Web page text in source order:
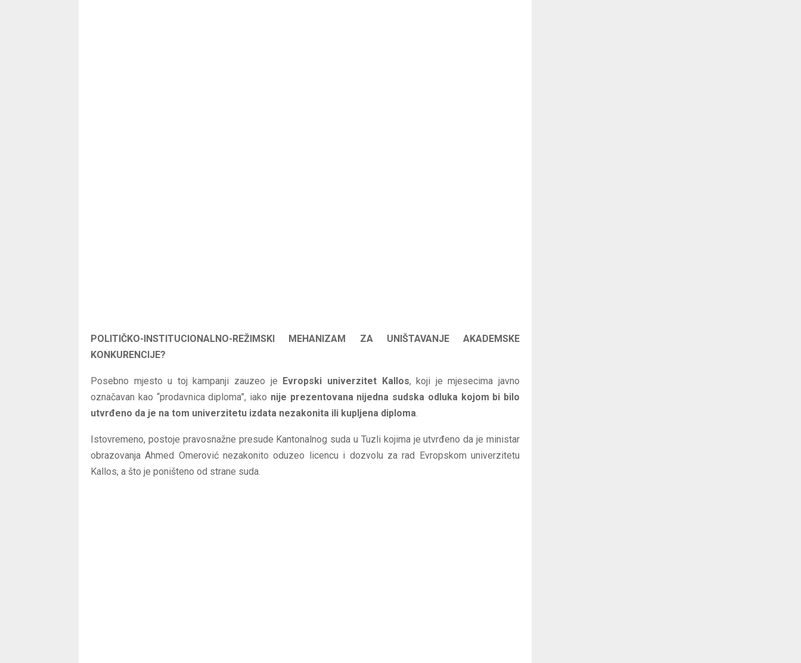
POLITIČKO-INSTITUCIONALNO-REŽIMSKI MEHANIZAM ZA UNIŠTAVANJE
AKADEMSKE
KONKURENCIJE?
Posebno mjesto u toj kampanji zauzeo je Evropski univerzitet Kallos, koji je mjesecima javno
označavan kao “prodavnica diploma”, iako nije prezentovana nijedna sudska odluka kojom bi bilo
utvrđeno da je na tom univerzitetu izdata nezakonita ili kupljena diploma
Istovremeno, postoje pravosnažne presude Kantonalnog suda u Tuzli kojima je utvrđeno da je ministar
obrazovanja Ahmed Omerović nezakonito oduzeo licencu i dozvolu za rad Evropskom univerzitetu
Kallos, a što je poništeno od strane suda.